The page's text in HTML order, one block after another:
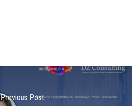
Previous Post